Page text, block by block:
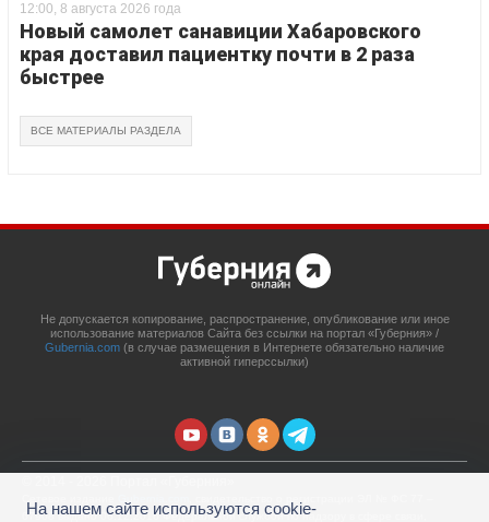
12:00, 8 августа 2026 года
Новый самолет санавиции Хабаровского
края доставил пациентку почти в 2 раза
быстрее
ВСЕ МАТЕРИАЛЫ РАЗДЕЛА
Не допускается копирование, распространение, опубликование или иное
использование материалов Сайта без ссылки на портал «Губерния» /
Gubernia.com (в случае размещения в Интернете обязательно наличие
активной гиперссылки)
67908 выдано 06.12.2016 Федеральной службой по надзору в сфере связи,
На нашем сайте используются cookie-